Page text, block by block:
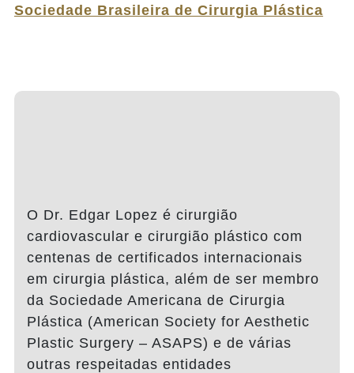
Sociedade Brasileira de Cirurgia Plástica
O Dr. Edgar Lopez é cirurgião
cardiovascular e cirurgião plástico com
centenas de certificados internacionais
em cirurgia plástica, além de ser membro
da Sociedade Americana de Cirurgia
Plástica (American Society for Aesthetic
Plastic Surgery – ASAPS) e de várias
outras respeitadas entidades